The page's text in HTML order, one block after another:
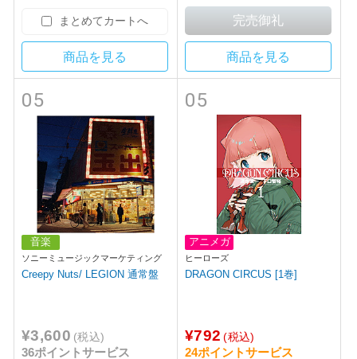
まとめてカートへ
商品を見る 商品を見る
05
音楽
ソニーミュージックマーケティング
Creepy Nuts/ LEGION 通常盤
¥3,600 (税込)
36ポイントサービス
05
アニメガ
ヒーローズ
DRAGON CIRCUS [1巻]
¥792 (税込)
24ポイントサービス